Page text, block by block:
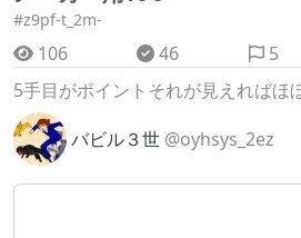
#z9pf-t_2m-
106 46 5
5手目がポイントそれが見えればほ
バビル３世 @oyhsys_2ez